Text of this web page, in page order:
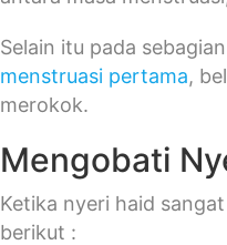
Selain itu pada
menstruasi pertama,
merokok.
Mengobati
Ketika nyeri haid
berikut :